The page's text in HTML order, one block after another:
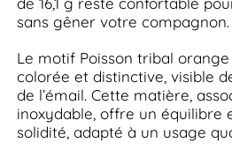
sans gêner votre compagnon.
Le motif Poisson tribal
colorée et distinctive, visible
de l’émail. Cette matière,
inoxydable, offre un équilibre
solidité, adapté à un usage